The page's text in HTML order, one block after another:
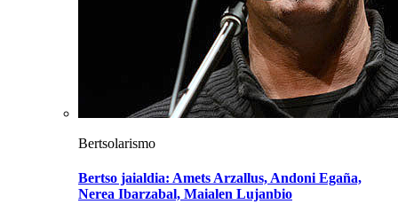
Bertsolarismo
Bertso jaialdia: Amets Arzallus, Andoni Egaña,
Nerea Ibarzabal, Maialen Lujanbio